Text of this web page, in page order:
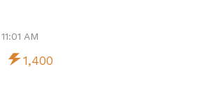
AM
1,400